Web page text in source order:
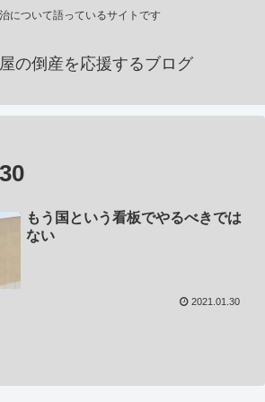
について語っているサイトです
の倒産を応援するブログ
もう国という看板でやるべきでは
ない
2021.01.30